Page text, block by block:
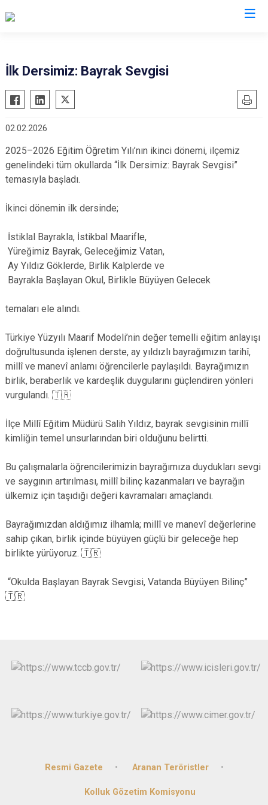
Acıgöl
Avanos
Derinkuyu
Gülşehir
Hacıbektaş
Ürgüp
İlk Dersimiz: Bayrak Sevgisi
02.02.2026
2025–2026 Eğitim Öğretim Yılı’nın ikinci dönemi, ilçemiz
genelindeki tüm okullarda “İlk Dersimiz: Bayrak Sevgisi”
temasıyla başladı.
İkinci dönemin ilk dersinde;
İstiklal Bayrakla, İstikbal Maarifle,
Yüreğimiz Bayrak, Geleceğimiz Vatan,
Ay Yıldız Göklerde, Birlik Kalplerde ve
Bayrakla Başlayan Okul, Birlikle Büyüyen Gelecek
temaları ele alındı.
Türkiye Yüzyılı Maarif Modeli’nin değer temelli eğitim anlayışı
doğrultusunda işlenen derste, ay yıldızlı bayrağımızın tarihî,
millî ve manevî anlamı öğrencilerle paylaşıldı. Bayrağımızın
birlik, beraberlik ve kardeşlik duygularını güçlendiren yönleri
vurgulandı. 🇹🇷
İlçe Millî Eğitim Müdürü Salih Yıldız, bayrak sevgisinin millî
kimliğin temel unsurlarından biri olduğunu belirtti.
Bu çalışmalarla öğrencilerimizin bayrağımıza duydukları sevgi
ve saygının artırılması, millî bilinç kazanmaları ve bayrağın
ülkemiz için taşıdığı değeri kavramaları amaçlandı.
Bayrağımızdan aldığımız ilhamla; millî ve manevî değerlerine
sahip çıkan, birlik içinde büyüyen güçlü bir geleceğe hep
birlikte yürüyoruz. 🇹🇷
“Okulda Başlayan Bayrak Sevgisi, Vatanda Büyüyen Bilinç”
🇹🇷
Resmi Gazete Aranan Teröristler
Kolluk Gözetim Komisyonu